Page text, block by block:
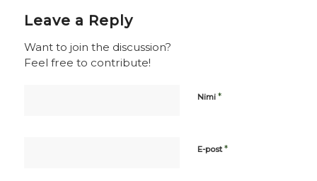
Leave a Reply
Want to join the discussion?
Feel free to contribute!
Nimi *
E-post*